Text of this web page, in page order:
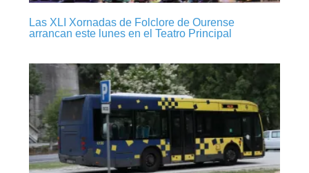
Las XLI Xornadas de Folclore de Ourense
arrancan este lunes en el Teatro Principal